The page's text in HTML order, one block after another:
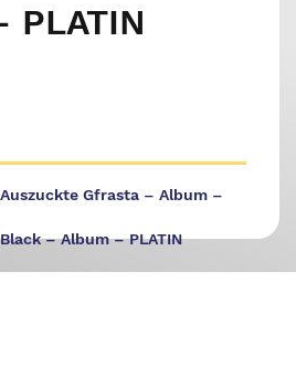
PLATIN
Gfrasta – Album –
– Album – PLATIN